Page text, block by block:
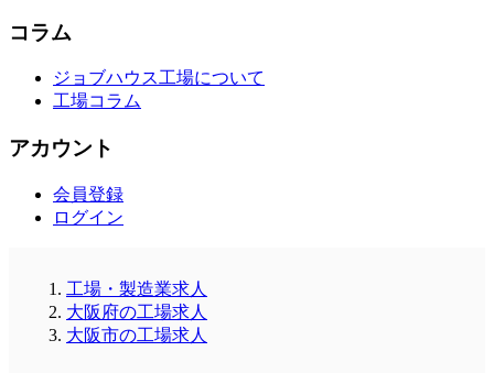
コラム
ジョブハウス工場について
工場コラム
アカウント
会員登録
ログイン
工場・製造業求人
大阪府の工場求人
大阪市の工場求人